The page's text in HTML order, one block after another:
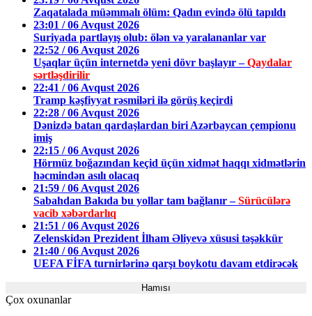
Zaqatalada müəmmalı ölüm: Qadın evində ölü tapıldı
23:01 / 06 Avqust 2026
Suriyada partlayış olub: ölən və yaralananlar var
22:52 / 06 Avqust 2026
Uşaqlar üçün internetdə yeni dövr başlayır –Qaydalar
sərtləşdirilir
22:41 / 06 Avqust 2026
Tramp kəşfiyyat rəsmiləri ilə görüş keçirdi
22:28 / 06 Avqust 2026
Dənizdə batan qardaşlardan biri Azərbaycan çempionu
imiş
22:15 / 06 Avqust 2026
Hörmüz boğazından keçid üçün xidmət haqqı xidmətlərin
həcmindən asılı olacaq
21:59 / 06 Avqust 2026
Sabahdan Bakıda bu yollar tam bağlanır –Sürücülərə
vacib xəbərdarlıq
21:51 / 06 Avqust 2026
Zelenskidən Prezident İlham Əliyevə xüsusi təşəkkür
21:40 / 06 Avqust 2026
UEFA FİFA turnirlərinə qarşı boykotu davam etdirəcək
Hamısı
Çox oxunanlar